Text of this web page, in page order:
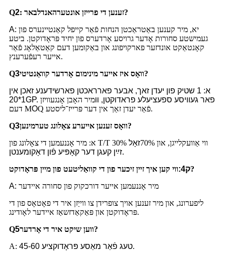
Q2:
זענען די פרייזן אונטערהאנדלבאר?
A: יא, מיר קענען באַטראַכטן הנחות פֿאַר קייפל קאַנטיינערס פון
געמישטע סחורות אָדער גרויסע אָרדערס פון יחיד פּראָדוקטן. ביטע
קאָנטאַקט אונדזער פארקויפונג און באַקומען דעם קאַטאַלאָג פֿאַר
אייער רעפֿערענץ.
Q3
וואָס איז אייער מינימום אָרדער קוואַנטיטי?
א: 1 שטיק פון יעדן זאך, אבער פארראכטן פארשידענע זאכן אין
1*20GP. פאר געוויסע ספעציעלע פראדוקטן, וומיר האָבן אָנגעוויזן
דעם MO
Q פֿאַר יעדן זאַך אין דער פּרייז־ליסטע.
Q3
וואָס זענען אייערע צאָלונג טערמינען?
א: מיר אָננעמען די צאָלונג פון T/T 30% ווי אַוועקלייגן, און 70%
זאָל
זײַן קעגן דער קאָפּיע פֿון דאָקומענטן.
ק4:ווי קען איך זיין זיכער פון די קוואַליטעט פון מיין פּראָדוקט?
A: מיר אָננעמען אייער דורכקוק פון סחורה איידער
ליפערונג, און מיר זענען אויך צופרידן צו ווייַזן איר די פאָטאָס פון די
פּראָדוקטן און פּאַקאַדזשאַז איידער לאָודינג.
Q5
ווען שיקט איר די אָרדער?
A:
45-60 טעג פֿאַר מאַסע פּראָדוקציע.